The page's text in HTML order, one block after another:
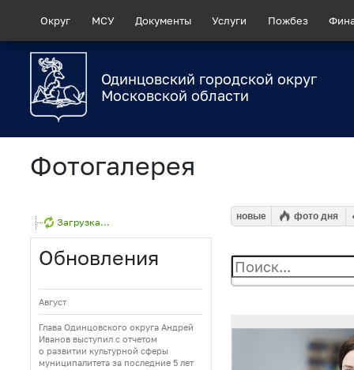
Округ МСУ Документы Услуги Пожбез
Одинцовский городской округ
Московской области
Фотогалерея
Загрузка...
Обновления
Август
Глава Одинцовского округа Андрей
Иванов выступил с отчетом
о развитии культурной сферы
муниципалитета за последние 5 лет
новые фото дня